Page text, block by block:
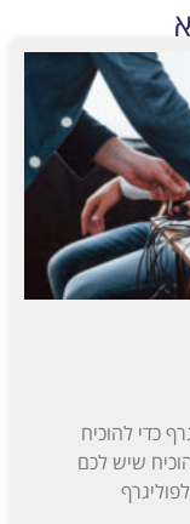
כדי להוכיח
שיש לכם